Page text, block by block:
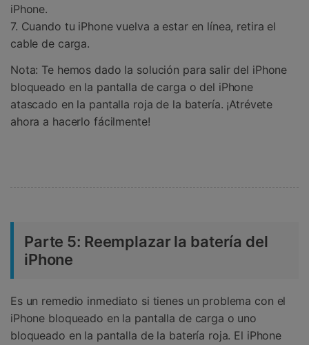
iPhone.
7. Cuando tu iPhone vuelva a estar en línea, retira el
cable de carga.
Nota: Te hemos dado la solución para salir del iPhone
bloqueado en la pantalla de carga o del iPhone
atascado en la pantalla roja de la batería. ¡Atrévete
ahora a hacerlo fácilmente!
Parte 5: Reemplazar la batería del
iPhone
Es un remedio inmediato si tienes un problema con el
iPhone bloqueado en la pantalla de carga o uno
bloqueado en la pantalla de la batería roja. El iPhone